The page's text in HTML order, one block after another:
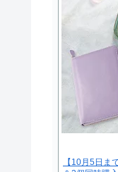
【10月5日ま